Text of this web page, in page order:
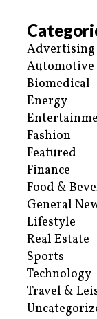
Advertising
Automotive
Biomedical
Energy
Fashion
Featured
Finance
Food &
General
Lifestyle
Real Estate
Sports
Technology
Travel &